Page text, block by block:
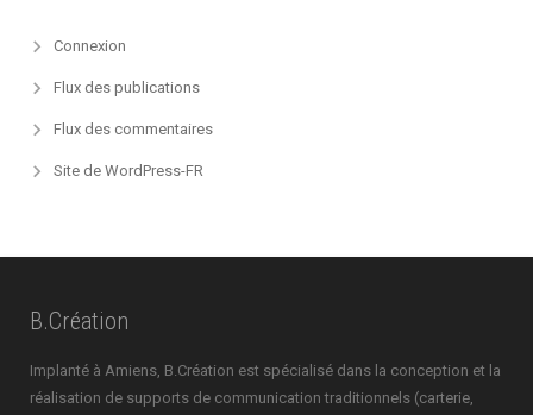
Connexion
Flux des publications
Flux des commentaires
Site de WordPress-FR
B.Création
Implanté à Amiens, B.Création est spécialisé dans la conception et la
réalisation de supports de communication traditionnels (carterie,